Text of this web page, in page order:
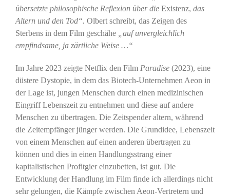
übersetzte philosophische Reflexion über die Existenz, das
Altern und den Tod“. Olbert schreibt, das Zeigen des
Sterbens in dem Film geschähe
„auf unvergleichlich
empfindsame, ja zärtliche Weise …“
Im Jahre 2023 zeigte Netflix den Film Paradise(2023), eine
düstere Dystopie, in dem das Biotech-Unternehmen Aeon in
der Lage ist, jungen Menschen durch einen medizinischen
Eingriff Lebenszeit zu entnehmen und diese auf andere
Menschen zu übertragen. Die Zeitspender altern, während
die Zeitempfänger jünger werden. Die Grundidee, Lebenszeit
von einem Menschen auf einen anderen übertragen zu
können und dies in einen Handlungsstrang einer
kapitalistischen Profitgier einzubetten, ist gut. Die
Entwicklung der Handlung im Film finde ich allerdings nicht
sehr gelungen, die Kämpfe zwischen Aeon-Vertretern und